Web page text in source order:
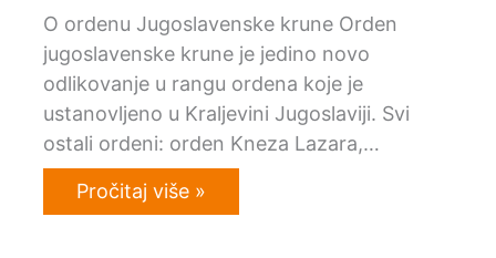
O ordenu Jugoslavenske krune Orden
jugoslavenske krune je jedino novo
odlikovanje u rangu ordena koje je
ustanovljeno u Kraljevini Jugoslaviji. Svi
ostali ordeni: orden Kneza Lazara,…
Pročitaj više »